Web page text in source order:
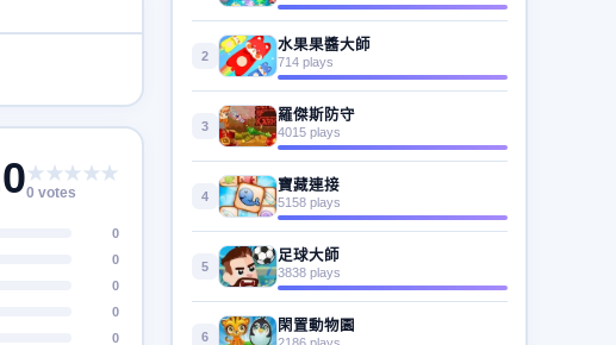
★★★★★
0 votes
0
0
0
0
0
2
水果果醬大師
714 plays
3
羅傑斯防守
4015 plays
4
寶藏連接
5158 plays
5
足球大師
3838 plays
6
閑置動物園